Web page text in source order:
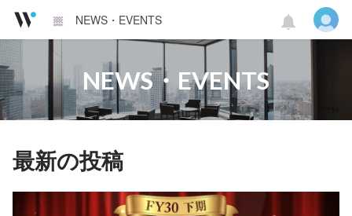
NEWS・EVENTS
NEWS・EVENTS
最新の投稿